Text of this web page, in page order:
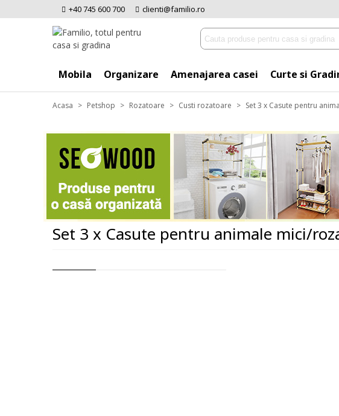
+40 745 600 700 clienti@familio.ro
Mobila Organizare Amenajarea casei Curte si
Acasa > Petshop > Rozatoare > Custi rozatoare > Set 3 x Casute pentru
Set 3 x Casute pentru animale mici/